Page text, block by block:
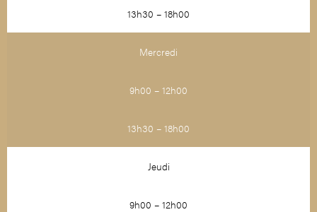
13h30 – 18h00
Mercredi
9h00 – 12h00
13h30 – 18h00
Jeudi
9h00 – 12h00